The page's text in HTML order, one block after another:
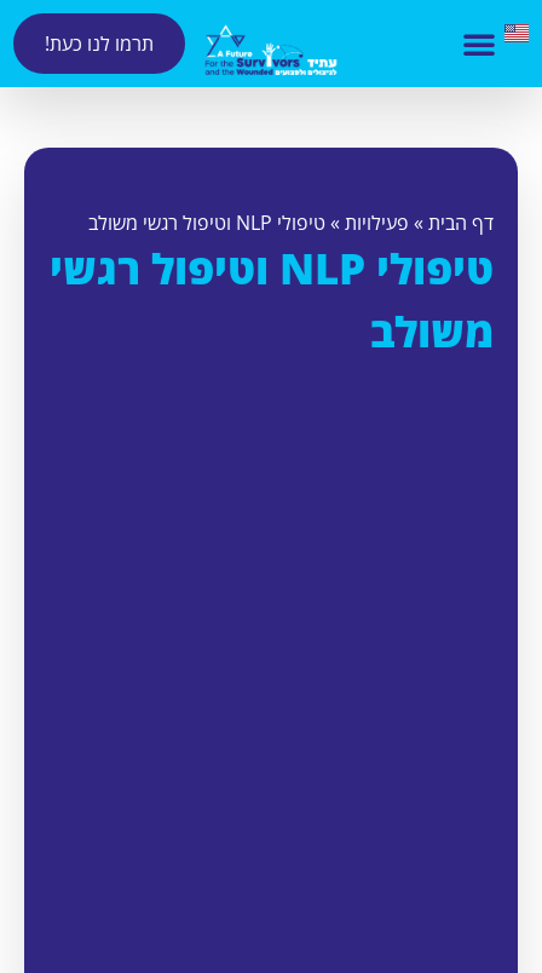
תרמו לנו כעת!
דף הבית» פעילויות»טיפולי NLP וטיפול רגשי משולב
טיפולי NLP וטיפול רגשי
משולב